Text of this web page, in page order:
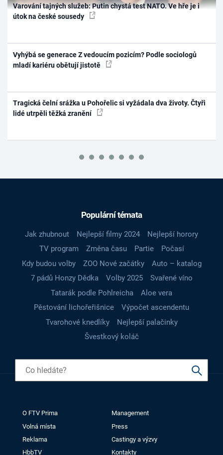
Varování tajných služeb: Putin chystá test NATO. Ve hře je i
útok na české sousedy
Vyhýbá se generace Z vedoucím pozicím? Podle sociologů
mladí kariéru obětují jistotě
Tragická čelní srážka u Pohořelic si vyžádala dva životy. Čtyři
lidé utrpěli těžká zranění
Populární témata
Jak zhubnout Nejlepší filmy 2024
Nejlepší horory
TV program
Změna času Partie
Počasí
Kdy budou volby
ZOO Nové začátky
Auto – katalog
7 pádů Honzy Dědka
Volby 2025
Svařené víno
Tatarák podle Pohlreicha
Aloe vera
Pěstování lichořeřišnice
Výpočet ascendentu
Tvarohové knedlíky
Nejlepší palačinky
Švestkový koláč
O FTV Prima
Management
Volná místa
Press
Reklama
Castingy a výzvy
HbbTV
Kontakty